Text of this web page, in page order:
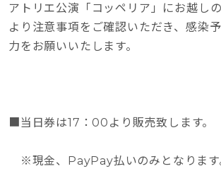
アトリエ公演「コッペリア」にお越し
より注意事項をご確認いただき、感染
力をお願いいたします。
■当日券は17：00より販売致します。
※現金、PayPay払いのみとなります